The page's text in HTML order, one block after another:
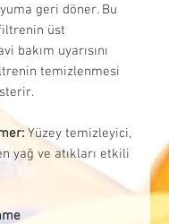
geri döner. Bu
üst
bakım uyarısını
temizlenmesi
Yüzey temizleyici,
yağ ve atıkları etkili